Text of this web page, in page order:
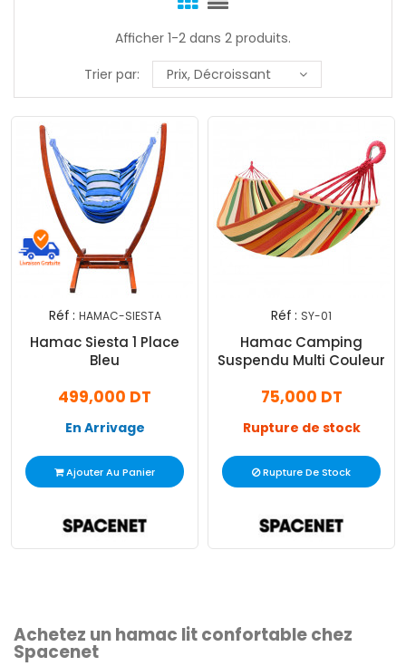
Afficher 1-2 dans 2 produits.
Trier par:
Prix, Décroissant
Exclusivité
Web !
Réf : HAMAC-SIESTA
Hamac Siesta 1 Place
Bleu
499,000 DT
En Arrivage
Ajouter Au Panier
Réf : SY-01
Hamac Camping
Suspendu Multi Couleur
75,000 DT
Rupture de stock
Rupture De Stock
Achetez un hamac lit confortable chez
Spacenet